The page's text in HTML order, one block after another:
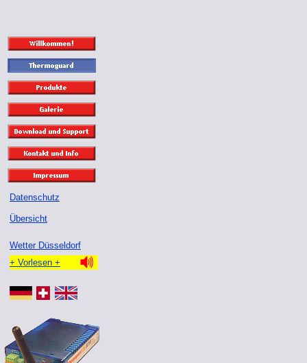
Übersicht
Wetter Düsseldorf
Datenschutz
+ Vorlesen +